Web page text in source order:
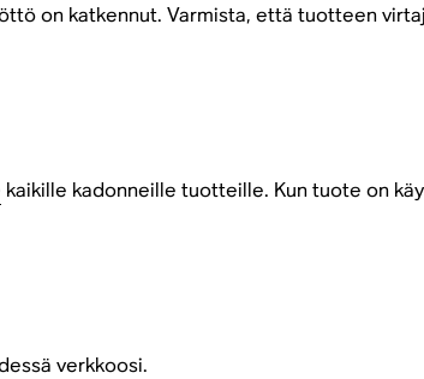
on katkennut. Varmista, että tuotteen
kaikille kadonneille tuotteille. Kun tuote on
verkkoosi.